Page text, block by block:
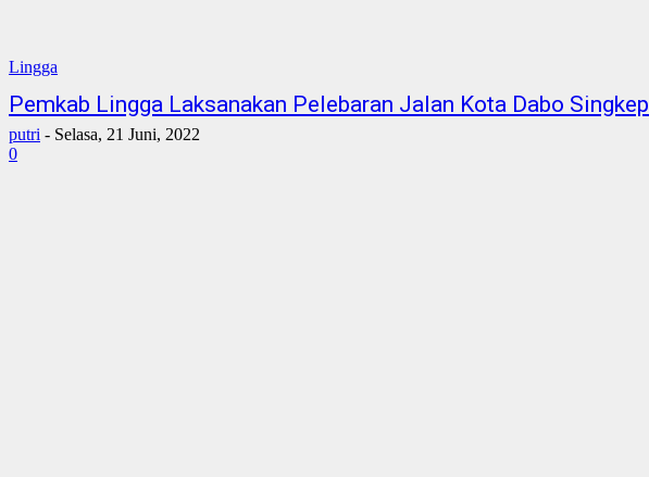
Lingga
Pemkab Lingga Laksanakan Pelebaran Jalan Kota Dabo Singkep
putri - Selasa, 21 Juni, 2022
0